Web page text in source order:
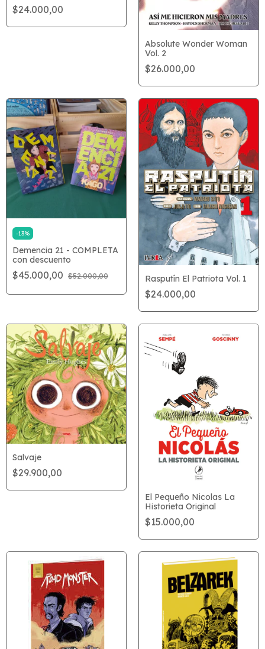
$24.000,00
Absolute Wonder Woman
Vol. 2
$26.000,00
-13%
Demencia 21 - COMPLETA
con descuento
$45.000,00 $52.000,00 Rasputín El Patriota Vol. 1
$24.000,00
Salvaje
$29.900,00
El Pequeño Nicolas La
Historieta Original
$15.000,00